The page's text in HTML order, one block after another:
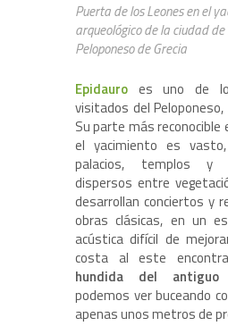
Puerta de los Leones en el
arqueológico de la ciudad de
Peloponeso de Grecia
Epidauro es uno de
visitados del Peloponeso,
Su parte más reconocible
el yacimiento es
palacios, templos y
dispersos entre
desarrollan conciertos y
obras clásicas, en un
acústica difícil de
costa al este
hundida del antiguo
podemos ver buceando
apenas unos metros de